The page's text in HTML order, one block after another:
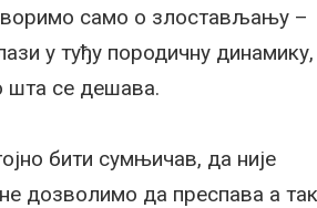
само о злостављању –
у туђу породичну динамику,
шта се дешава.
бити сумњичав, да није
дозволимо да преспава а